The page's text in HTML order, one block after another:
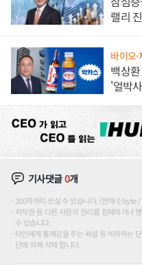
랠리
바이오·
백상
'얼박
기사댓글0개
200자까지 쓰실 수 있습니다. (현재 0 byte
저작권 등 다른 사람의 권리를 침해하거나
수 있습니다.
타인에게 불쾌감을 주는 욕설 등 비하하는
단에 의해 삭제 합니다.